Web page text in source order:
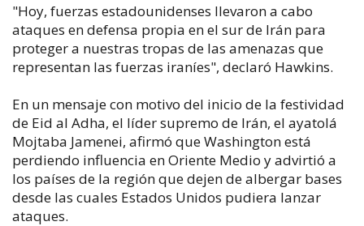
"Hoy, fuerzas estadounidenses llevaron a cabo
ataques en defensa propia en el sur de Irán para
proteger a nuestras tropas de las amenazas que
representan las fuerzas iraníes", declaró Hawkins.
En un mensaje con motivo del inicio de la festividad
de Eid al Adha, el líder supremo de Irán, el ayatolá
Mojtaba Jamenei, afirmó que Washington está
perdiendo influencia en Oriente Medio y advirtió a
los países de la región que dejen de albergar bases
desde las cuales Estados Unidos pudiera lanzar
ataques.